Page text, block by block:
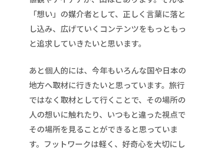
「想い」の媒介者として、正しく言葉に落と
し込み、広げていくコンテンツをもっともっ
と追求していきたいと思います。
あと個人的には、今年もいろんな国や日本の
地方へ取材に行きたいと思っています。旅行
ではなく取材として行くことで、その場所の
人の想いに触れたり、いつもと違った視点で
その場所を見ることができると思っていま
す。フットワークは軽く、好奇心を大切にし